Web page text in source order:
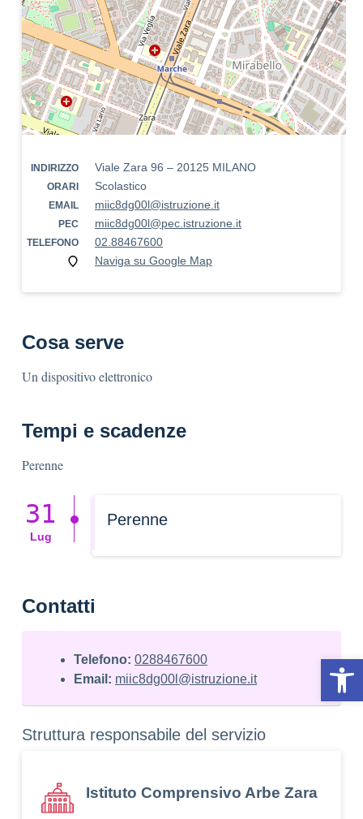
INDIRIZZO Viale Zara 96 – 20125 MILANO
ORARI Scolastico
EMAIL miic8dg00l@istruzione.it
PEC miic8dg00l@pec.istruzione.it
TELEFONO
02.88467600
Naviga su Google Map
Cosa serve
Un dispositivo elettronico
Tempi e scadenze
Perenne
Perenne
31
Lug
Contatti
Telefono: 0288467600
Email: miic8dg00l@istruzione.it
Struttura responsabile del servizio
Istituto Comprensivo Arbe Zara